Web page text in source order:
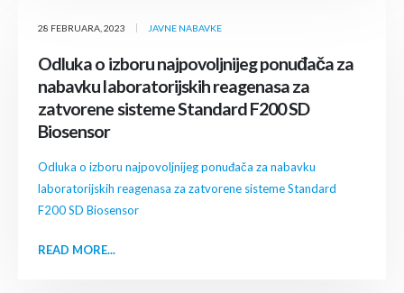
28 FEBRUARA, 2023 JAVNE NABAVKE
Odluka o izboru najpovoljnijeg ponuđača za
nabavku laboratorijskih reagenasa za
zatvorene sisteme Standard F200 SD
Biosensor
Odluka o izboru najpovoljnijeg ponuđača za nabavku
laboratorijskih reagenasa za zatvorene sisteme Standard
F200 SD Biosensor
READ MORE...